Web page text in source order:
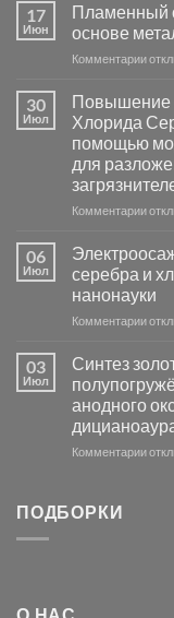
17
Июн
Пламенный
основе
Комментариик
и
на
30
Июл
Повышение
Хлорида
помощью
для
Комментариик
в
свете
с
06
Июл
серебра и
нанонауки
Комментариик
с
и
03
Июл
Синтез
анодного
Комментариик
ПОДБОРКИ
О НАС